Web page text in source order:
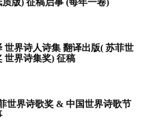
版) 征稿启事 (每年一卷)
世界诗人诗集 翻译出版( 苏菲世
世界诗集奖) 征稿
世界诗歌奖 & 中国世界诗歌节